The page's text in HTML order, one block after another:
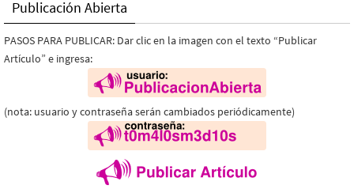
Publicación Abierta
PASOS PARA PUBLICAR: Dar clic en la imagen con el texto “Publicar
Artículo” e ingresa:
(nota: usuario y contraseña serán cambiados periódicamente)